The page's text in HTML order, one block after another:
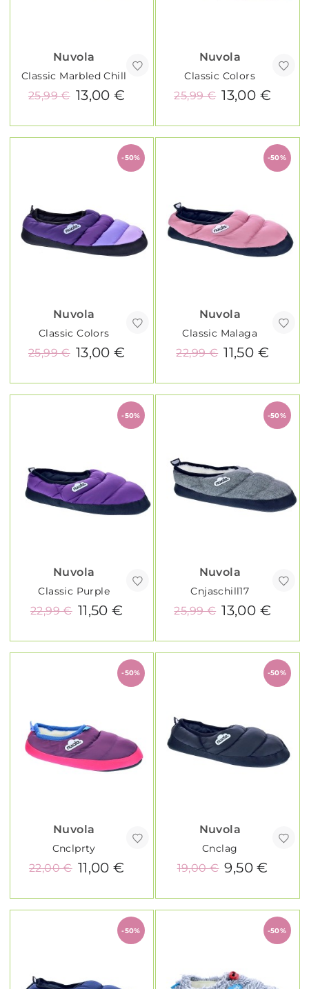
Nuvola
Classic Marbled Chill
13,00 €
25,99 €
Nuvola
Classic Colors
13,00 €
25,99 €
-50%
Nuvola
Classic Colors
13,00 €
25,99 €
-50%
Nuvola
Classic Malaga
11,50 €
22,99 €
-50%
Nuvola
Classic Purple
11,50 €
22,99 €
-50%
Nuvola
Cnjaschill17
13,00 €
25,99 €
-50%
Nuvola
Cnclprty
11,00 €
22,00 €
-50%
Nuvola
Cnclag
9,50 €
19,00 €
-50% -50%